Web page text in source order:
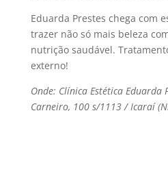
Eduarda Prestes chega com
trazer não só mais beleza
nutrição saudável.
externo!
Onde: Clí­nica Estética Eduarda
Carneiro, 100 s/1113 / Icaraí­